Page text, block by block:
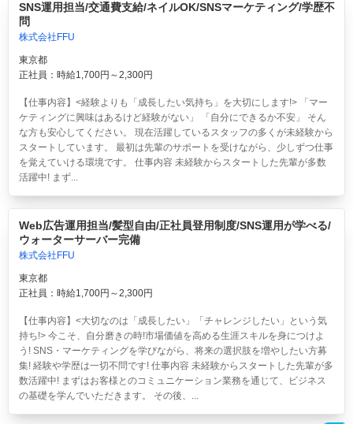
SNS運用担当/交通費支給/ネイルOK/SNSマーケティング/学歴不
問
株式会社FFU
東京都
正社員：時給1,700円～2,300円
【仕事内容】<経験よりも「成長したい気持ち」を大切にします!> 「マー
ケティングに興味はあるけど経験がない」 「自分にできるか不安」 そん
な方も安心してください。 現在活躍しているスタッフの多くが未経験から
スタートしています。 最初は先輩のサポートを受けながら、少しずつ仕事
を覚えていける環境です。 仕事内容 未経験からスタートした先輩が多数
活躍中! まず...
Web広告運用担当/髪型自由/正社員登用制度/SNS運用が学べる/
ウォーターサーバー完備
株式会社FFU
東京都
正社員：時給1,700円～2,300円
【仕事内容】<大切なのは「成長したい」「チャレンジしたい」という気
持ち!> 今こそ、自分磨きの時!市場価値を高める生涯スキルを身につけよ
う! SNS・マーケティングを学びながら、将来の選択肢を増やしたい方募
集! 経験や学歴は一切不問です! 仕事内容 未経験からスタートした先輩が多
数活躍中! まずはお客様とのコミュニケーション業務を通じて、ビジネス
の基礎を学んでいただきます。 その後、...